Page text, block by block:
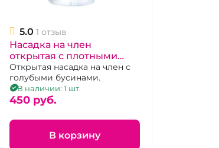
5.0 1 отзыв
Насадка на член
открытая с плотными
бусинами
Открытая насадка на член с
голубыми бусинами.
В наличии: 1 шт.
450 pуб.
В корзину